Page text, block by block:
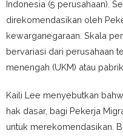
Indonesia (5 perusahaan).
direkomendasikan oleh
kewarganegaraan. Skala
bervariasi dari perusahaan
menengah (UKM) atau pabrik.
Kaili Lee menyebutkan
hak dasar, bagi Pekerja
untuk merekomendasikan.